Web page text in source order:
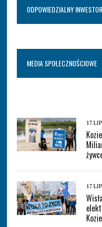
ODPOWIEDZIALNY
MEDIA SPOŁECZNOŚCIOWE
17
17